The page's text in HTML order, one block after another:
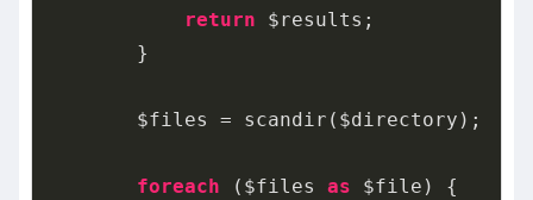
return $results;
        }
        $files = scandir($directory);
foreach ($files as $file) {